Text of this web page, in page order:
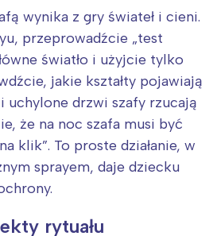
wynika z gry świateł i cieni.
przeprowadźcie „test
światło i użyjcie tylko
jakie kształty pojawiają
uchylone drzwi szafy rzucają
że na noc szafa musi być
klik”. To proste działanie, w
sprayem, daje dziecku
rytuału